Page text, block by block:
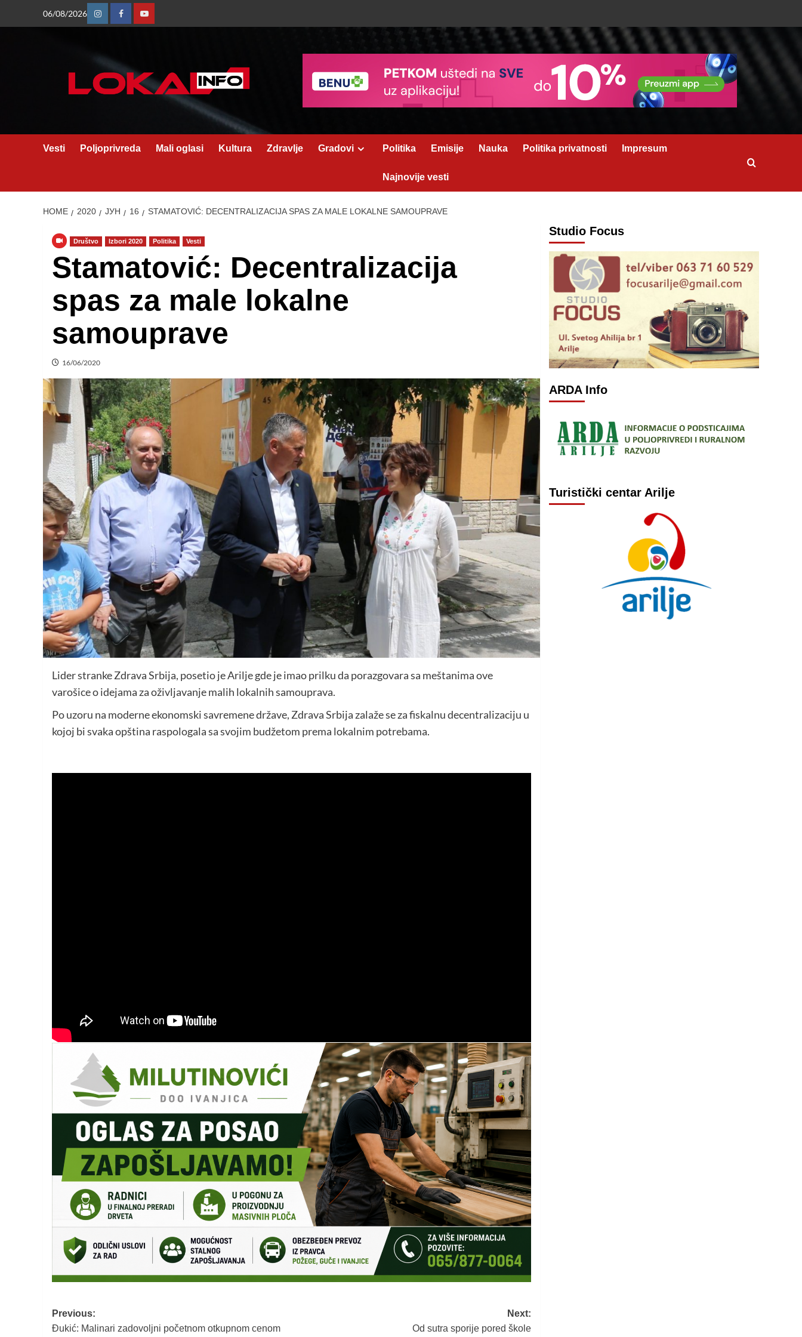
06/08/2026
InstagramFacebookYoutube
Vesti Poljoprivreda Mali oglasi Kultura Zdravlje Gradovi Politika Emisije Nauka Politika privatnosti Impresum
Najnovije vesti
HOME 2020 ЈУН 16 STAMATOVIĆ: DECENTRALIZACIJA SPAS ZA MALE LOKALNE SAMOUPRAVE
Društvo Izbori 2020 Politika Vesti
Stamatović: Decentralizacija
spas za male lokalne
samouprave
16/06/2020
Lider stranke Zdrava Srbija, posetio je Arilje gde je imao prilku da porazgovara sa meštanima ove
varošice o idejama za oživljavanje malih lokalnih samouprava.
Po uzoru na moderne ekonomski savremene države, Zdrava Srbija zalaže se za fiskalnu decentralizaciju u
kojoj bi svaka opština raspologala sa svojim budžetom prema lokalnim potrebama.
Post
Previous:
Đukić: Malinari zadovoljni početnom otkupnom cenom
Next:
Od sutra sporije pored škole
Studio Focus
ARDA Info
Turistički centar Arilje